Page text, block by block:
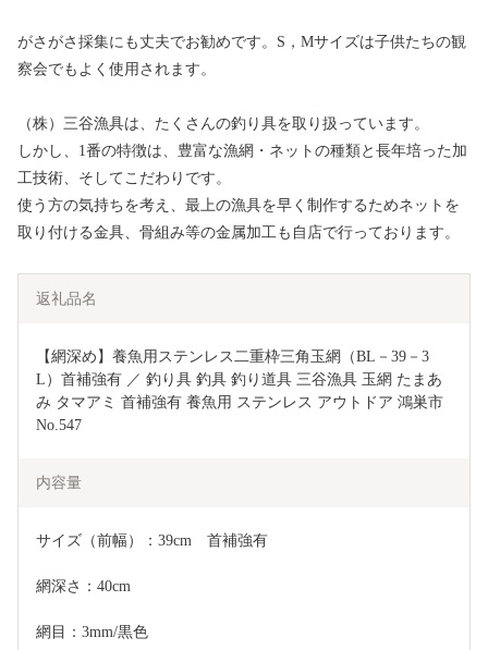
がさがさ採集にも丈夫でお勧めです。S，Mサイズは子供たちの観
察会でもよく使用されます。
（株）三谷漁具は、たくさんの釣り具を取り扱っています。
しかし、1番の特徴は、豊富な漁網・ネットの種類と長年培った加
工技術、そしてこだわりです。
使う方の気持ちを考え、最上の漁具を早く制作するためネットを
取り付ける金具、骨組み等の金属加工も自店で行っております。
返礼品名
【網深め】養魚用ステンレス二重枠三角玉網（BL－39－3
L）首補強有 ／ 釣り具 釣具 釣り道具 三谷漁具 玉網 たまあ
み タマアミ 首補強有 養魚用 ステンレス アウトドア 鴻巣市
No.547
内容量
サイズ（前幅）：39cm　首補強有
網深さ：40cm
網目：3mm/黒色